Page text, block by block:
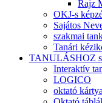
Rajz
OKJ-s
Sajátos
szakmai
Tanári
TANULÁSHOZ
Interaktív
LOGICO
oktató kártya